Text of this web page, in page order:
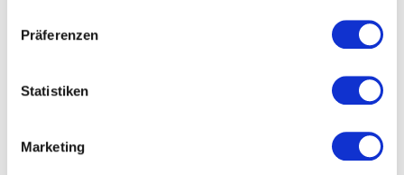
Präferenzen
Statistiken
Marketing